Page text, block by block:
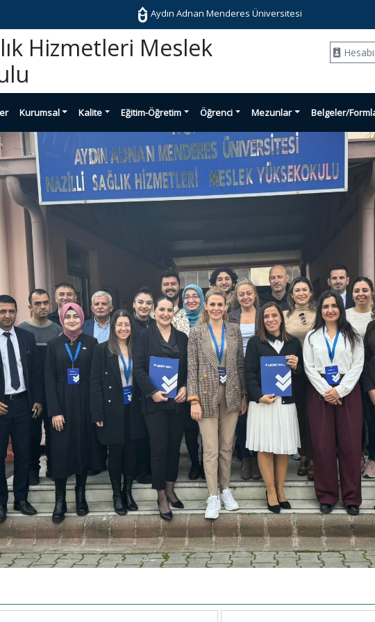
Aydın Adnan Menderes Üniversitesi
Hizmetleri Meslek
Kurumsal Kalite Eğitim-Öğretim Öğrenci Mezunlar Belgeler/